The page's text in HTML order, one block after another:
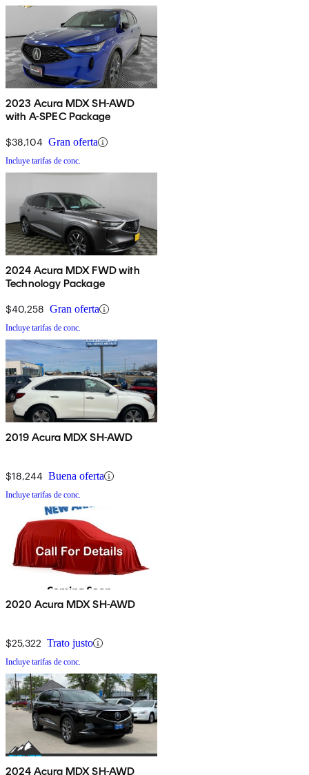
2023 Acura MDX SH-AWD
with A-SPEC Package
$38,104 Gran oferta
Incluye tarifas de conc.
2024 Acura MDX FWD with
Technology Package
$40,258 Gran oferta
Incluye tarifas de conc.
2019 Acura MDX SH-AWD
$18,244 Buena oferta
Incluye tarifas de conc.
2020 Acura MDX SH-AWD
$25,322 Trato justo
Incluye tarifas de conc.
2024 Acura MDX SH-AWD